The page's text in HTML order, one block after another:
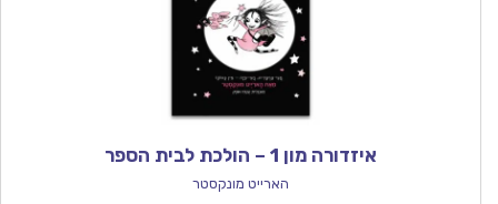
איזדורה מון 1 – הולכת לבית הספר
הארייט מונקסטר